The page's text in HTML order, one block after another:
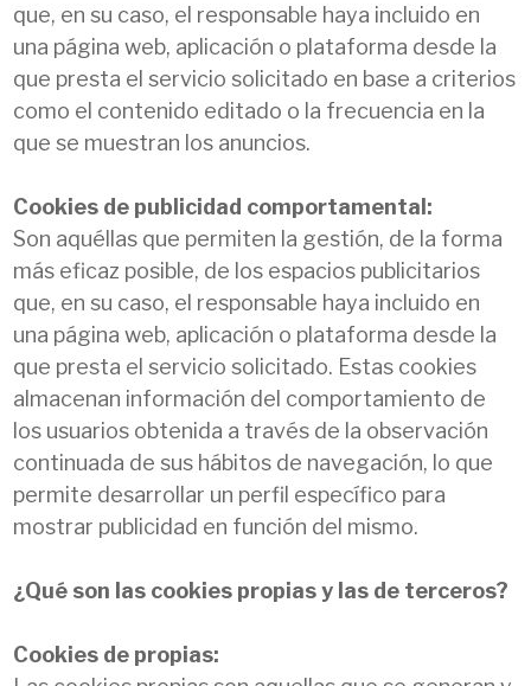
que, en su caso, el responsable haya incluido en
una página web, aplicación o plataforma desde la
que presta el servicio solicitado en base a criterios
como el contenido editado o la frecuencia en la
que se muestran los anuncios.
Cookies de publicidad comportamental:
Son aquéllas que permiten la gestión, de la forma
más eficaz posible, de los espacios publicitarios
que, en su caso, el responsable haya incluido en
una página web, aplicación o plataforma desde la
que presta el servicio solicitado. Estas cookies
almacenan información del comportamiento de
los usuarios obtenida a través de la observación
continuada de sus hábitos de navegación, lo que
permite desarrollar un perfil específico para
mostrar publicidad en función del mismo.
¿Qué son las cookies propias y las de terceros?
Cookies de propias: